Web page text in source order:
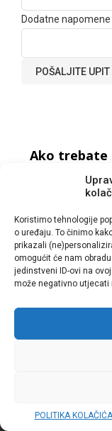
Koristimo tehnologije
o uređaju. To činimo
prikazali
omogućit će nam
jedinstveni ID-ovi na
može negativno utjecati
POLITIKA KOLAČIĆA
Dodatne napomene
Ako trebate